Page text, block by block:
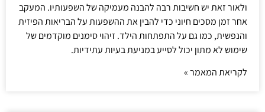
ולאור זאת יש חשיבות רבה להבנה מעמיקה של השפעותיו. המעקב
אחר זמן מסכים חיוני כדי להבין את ההשפעות על הבריאות הפיזית
והנפשית, כמו גם על התפתחות הילד. זיהוי סימנים מוקדמים של
שימוש לא מתון יכול לסייע במניעת בעיות עתידיות.
לקריאת המאמר »